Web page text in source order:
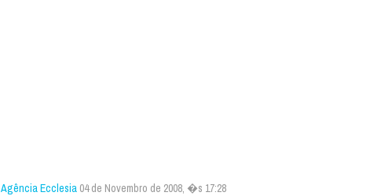
Agência Ecclesia 04 de Novembro de 2008, �s 17:28